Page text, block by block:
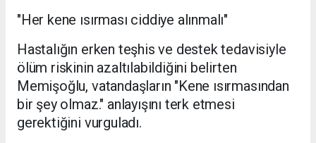
"Her kene ısırması ciddiye alınmalı"
Hastalığın erken teşhis ve destek tedavisiyle
ölüm riskinin azaltılabildiğini belirten
Memişoğlu, vatandaşların "Kene ısırmasından
bir şey olmaz." anlayışını terk etmesi
gerektiğini vurguladı.